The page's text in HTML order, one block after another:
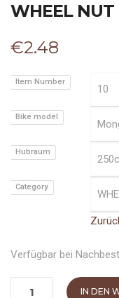
WHEEL NUT
€2.48
Item Number
Bike model
Hubraum
Category
Verfügbar bei
IN DEN